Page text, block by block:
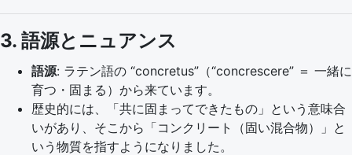
3. 語源とニュアンス
語源: ラテン語の “concretus”（“concrescere” ＝ 一緒に
育つ・固まる）から来ています。
歴史的には、「共に固まってできたもの」という意味合
いがあり、そこから「コンクリート（固い混合物）」と
いう物質を指すようになりました。